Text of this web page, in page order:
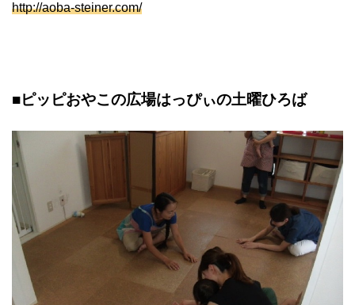
http://aoba-steiner.com/
■ピッピおやこの広場はっぴぃの土曜ひろば